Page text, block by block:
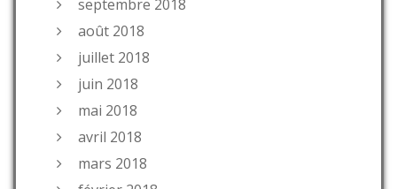
septembre 2018
août 2018
juillet 2018
juin 2018
mai 2018
avril 2018
mars 2018